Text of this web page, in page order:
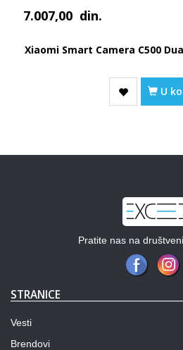
7.007,00 din.
Xiaomi Smart Camera C500
U
Pratite nas na
STRANICE
Vesti
Brendovi